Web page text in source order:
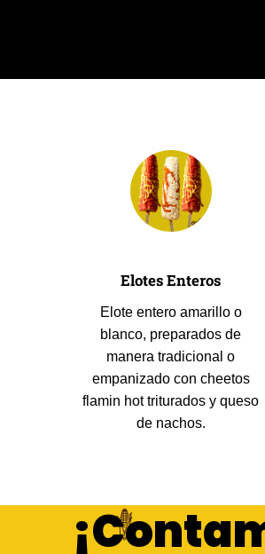
Elotes Enteros
Elote entero amarillo o
blanco, preparados de
manera tradicional o
empanizado con cheetos
flamin hot triturados y queso
de nachos.